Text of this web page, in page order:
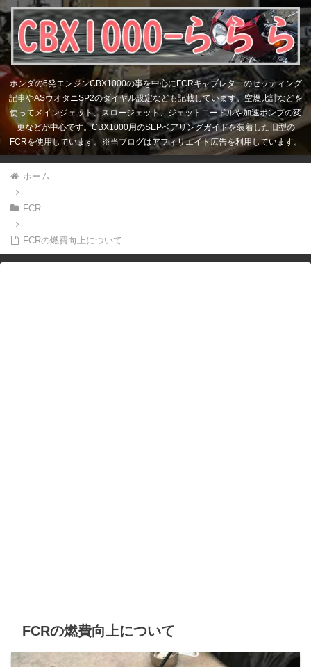
ホンダの6発エンジンCBX1000の事を中心にFCRキャブレターのセッティング
記事やASウオタニSP2のダイヤル設定なども記載しています。空燃比計などを
使ってメインジェット、スロージェット、ジェットニードルや加速ポンプの変
更などが中心です。CBX1000用のSEPベアリングガイドを装着した旧型の
FCRを使用しています。※当ブログはアフィリエイト広告を利用しています。
ホーム
FCR
FCRの燃費向上について
FCRの燃費向上について